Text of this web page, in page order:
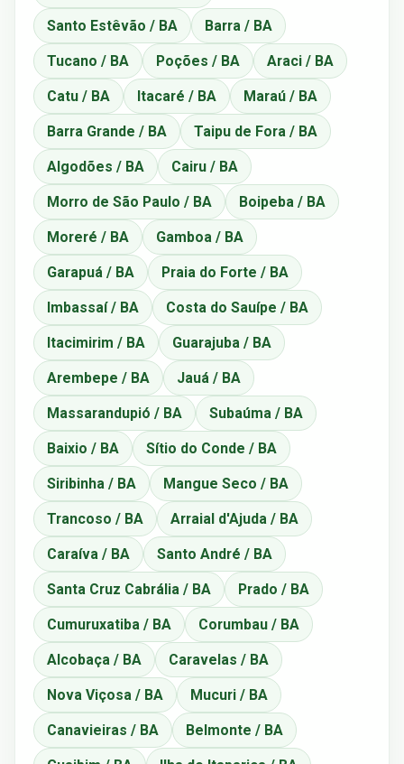
Santo Estêvão / BA Barra / BA
Tucano / BA Poções / BA Araci / BA
Catu / BA Itacaré / BA Maraú / BA
Barra Grande / BA Taipu de Fora / BA
Algodões / BA Cairu / BA
Morro de São Paulo / BA Boipeba / BA
Moreré / BA Gamboa / BA
Garapuá / BA Praia do Forte / BA
Imbassaí / BA Costa do Sauípe / BA
Itacimirim / BA Guarajuba / BA
Arembepe / BA Jauá / BA
Massarandupió / BA Subaúma / BA
Baixio / BA Sítio do Conde / BA
Siribinha / BA Mangue Seco / BA
Trancoso / BA Arraial d'Ajuda / BA
Caraíva / BA Santo André / BA
Santa Cruz Cabrália / BA Prado / BA
Cumuruxatiba / BA Corumbau / BA
Alcobaça / BA Caravelas / BA
Nova Viçosa / BA Mucuri / BA
Canavieiras / BA Belmonte / BA